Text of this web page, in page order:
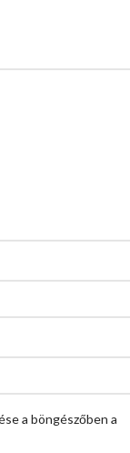
a böngészőben a